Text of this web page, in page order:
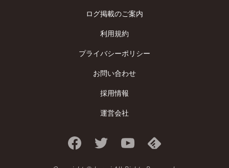
ログ掲載のご案内
利用規約
プライバシーポリシー
お問い合わせ
採用情報
運営会社